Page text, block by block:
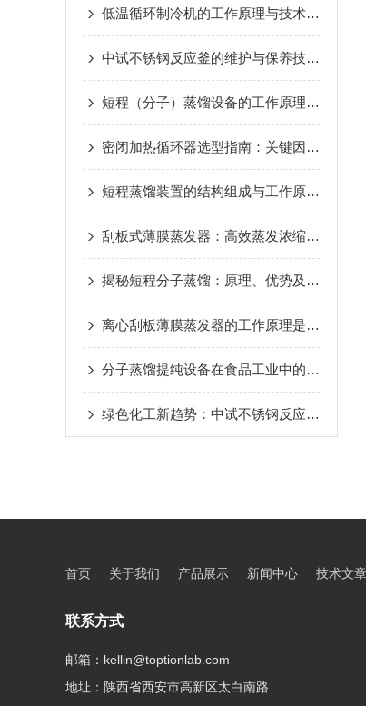
低温循环制冷机的工作原理与技术优势
中试不锈钢反应釜的维护与保养技巧
短程（分子）蒸馏设备的工作原理及应用
密闭加热循环器选型指南：关键因素与考量
短程蒸馏装置的结构组成与工作原理
刮板式薄膜蒸发器：高效蒸发浓缩设备的深度解析
揭秘短程分子蒸馏：原理、优势及未来发展趋势
离心刮板薄膜蒸发器的工作原理是什么？
分子蒸馏提纯设备在食品工业中的应用
绿色化工新趋势：中试不锈钢反应釜的环保应用
首页 关于我们 产品展示 新闻中心 技术文章
联系方式
邮箱：kellin@toptionlab.com
地址：陕西省西安市高新区太白南路